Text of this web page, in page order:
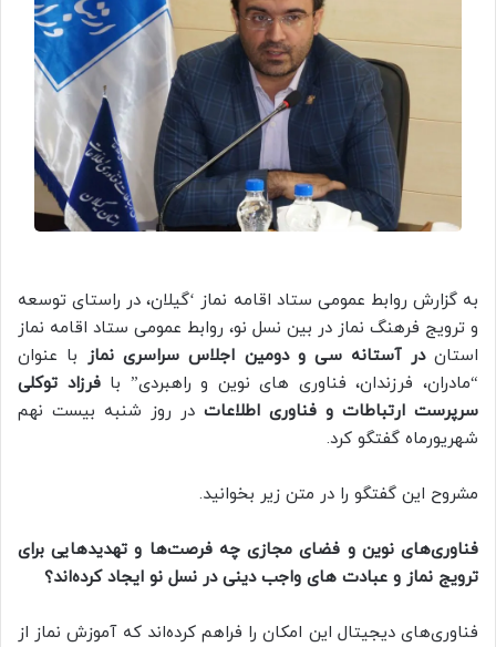
به گزارش روابط عمومی ستاد اقامه نماز ‘گیلان، در راستای توسعه
و ترویج فرهنگ نماز در بین نسل نو، روابط عمومی ستاد اقامه نماز
استاندر آستانه سی و دومین اجلاس سراسری نماز
با عنوان
“مادران، فرزندان، فناوری های نوین و راهبردی” بافرزاد توکلی
سرپرست ارتباطات و فناوری اطلاعات در روز شنبه بیست نهم
شهریورماه گفتگو کرد.
مشروح این گفتگو را در متن زیر بخوانید.
فناوری‌های نوین و فضای مجازی چه فرصت‌ها و تهدیدهایی برای
ترویج نماز و عبادت های واجب دینی در نسل نو ایجاد کرده‌اند؟
فناوری‌های دیجیتال این امکان را فراهم کرده‌اند که آموزش نماز از